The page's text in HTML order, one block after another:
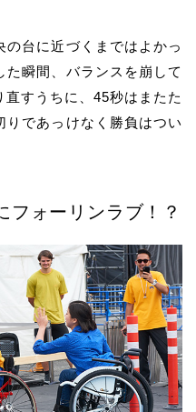
台に近づくまではよかっ
瞬間、バランスを崩して
すうちに、45秒はまたた
りであっけなく勝負はつい
フォーリンラブ！？